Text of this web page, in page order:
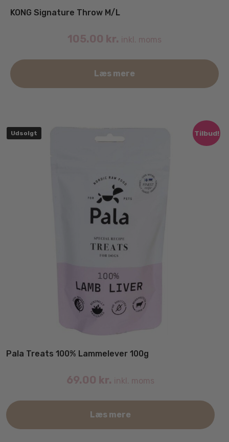
KONG Signature Throw M/L
105.00 kr. inkl. moms
Læs mere
Tilbud!
Udsolgt
Pala Treats 100% Lammelever 100g
69.00 kr. inkl. moms
Læs mere